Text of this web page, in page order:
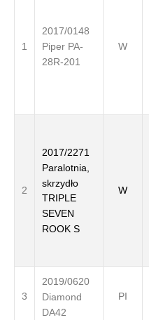
1
2017/0148
Piper PA-
28R-201
W
2
2017/2271
Paralotnia,
skrzydło
TRIPLE
SEVEN
ROOK S
W
3
2019/0620
Diamond
DA42
PI